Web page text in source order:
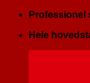
Fortsæt
indholdHele